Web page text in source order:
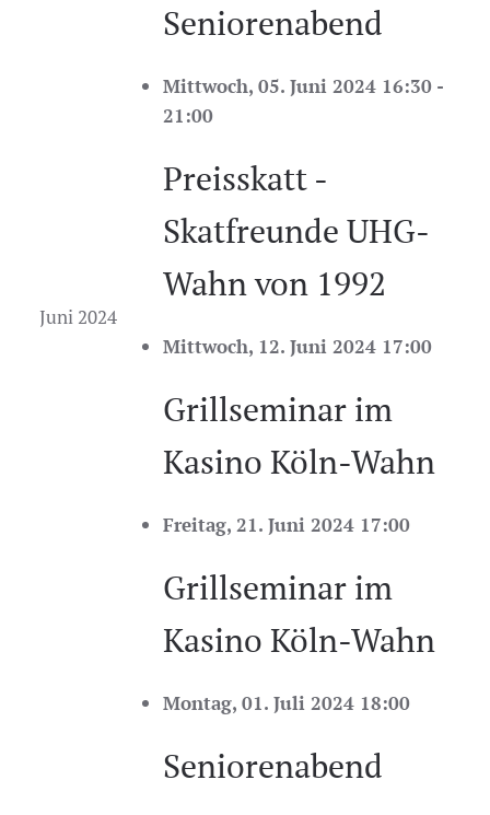
Juni 2024
Seniorenabend
Mittwoch, 05. Juni 2024 16:30 -
21:00
Preisskatt -
Skatfreunde UHG-
Wahn von 1992
Mittwoch, 12. Juni 2024 17:00
Grillseminar im
Kasino Köln-Wahn
Freitag, 21. Juni 2024 17:00
Grillseminar im
Kasino Köln-Wahn
Montag, 01. Juli 2024 18:00
Seniorenabend